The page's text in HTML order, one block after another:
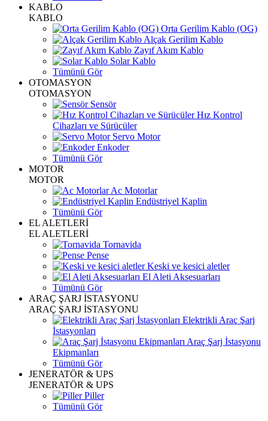
KABLO
KABLO
Orta Gerilim Kablo (OG)
Alçak Gerilim Kablo
Zayıf Akım Kablo
Solar Kablo
Tümünü Gör
OTOMASYON
OTOMASYON
Sensör
Hız Kontrol
Cihazları ve Sürücüler
Servo Motor
Enkoder
Tümünü Gör
MOTOR
MOTOR
Ac Motorlar
Endüstriyel Kaplin
Tümünü Gör
EL ALETLERİ
EL ALETLERİ
Tornavida
Pense
Keski ve kesici aletler
El Aleti Aksesuarları
Tümünü Gör
ARAÇ ŞARJ İSTASYONU
ARAÇ ŞARJ İSTASYONU
Elektrikli Araç Şarj
İstasyonları
Araç Şarj İstasyonu
Ekipmanları
Tümünü Gör
JENERATÖR & UPS
JENERATÖR & UPS
Piller
Tümünü Gör